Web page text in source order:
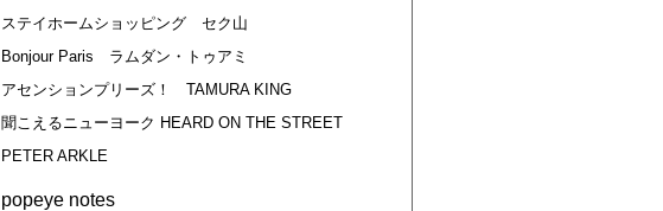
ステイホームショッピング セク山
Bonjour Paris ラムダン・トゥアミ
アセンションプリーズ！ TAMURA KING
聞こえるニューヨーク HEARD ON THE STREET
PETER ARKLE
popeye notes